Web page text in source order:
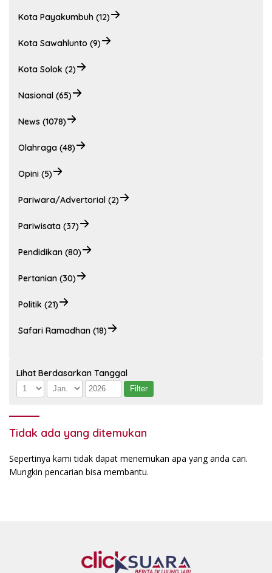
Kota Payakumbuh (12)
Kota Sawahlunto (9)
Kota Solok (2)
Nasional (65)
News (1078)
Olahraga (48)
Opini (5)
Pariwara/Advertorial (2)
Pariwisata (37)
Pendidikan (80)
Pertanian (30)
Politik (21)
Safari Ramadhan (18)
Lihat Berdasarkan Tanggal
Tidak ada yang ditemukan
Sepertinya kami tidak dapat menemukan apa yang anda cari.
Mungkin pencarian bisa membantu.